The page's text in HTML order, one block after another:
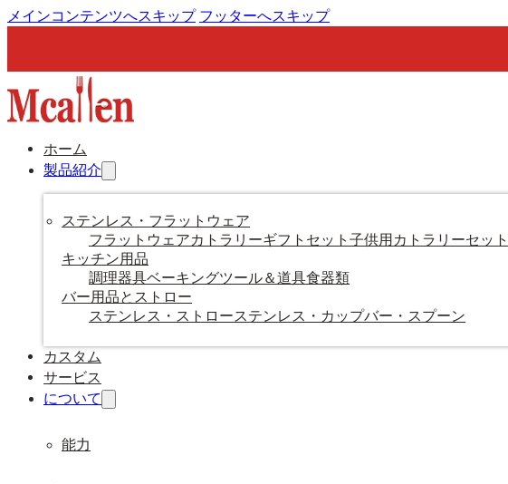
メインコンテンツへスキップ フッターへスキップ
ホーム
製品紹介
ステンレス・フラットウェア
フラットウェアカトラリーギフトセット 子供用カトラリーセット
キッチン用品
調理器具ベーキングツール＆道具食器類
バー用品とストロー
ステンレス・ストローステンレス・カップバー・スプーン
カスタム
サービス
について
能力